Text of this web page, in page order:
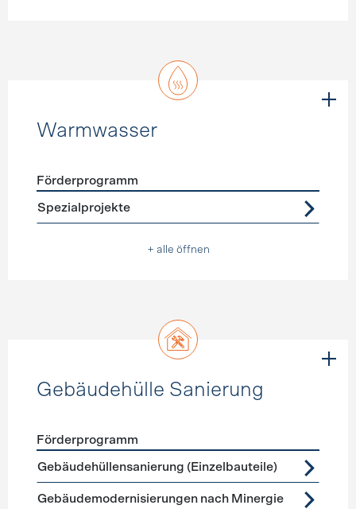
Warmwasser
Förderprogramme
Förderprogramm
Spezialprojekte
+ alle öffnen
Gebäudehülle Sanierung
Förderprogramme Gebäudehülle Sanierung
Förderprogramm
Gebäudehüllensanierung (Einzelbauteile)
Gebäudemodernisierungen nach Minergie